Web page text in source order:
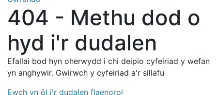
404 - Methu dod o
hyd i'r dudalen
Efallai bod hyn oherwydd i chi deipio cyfeiriad y wefan
yn anghywir. Gwirwch y cyfeiriad a'r sillafu
Ewch yn ôl i'r dudalen flaenorol